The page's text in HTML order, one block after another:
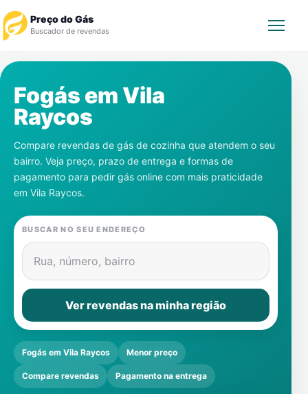
Preço do Gás
Buscador de revendas
Revendedor
Notícias
Cadastre-se
Gás
Contatos
Fogás em Vila
Raycos
Compare revendas de gás de cozinha que atendem o seu
bairro. Veja preço, prazo de entrega e formas de
pagamento para pedir gás online com mais praticidade
em Vila Raycos.
BUSCAR NO SEU ENDEREÇO
Rua, número, bairro
Ver revendas na minha região
Fogás em Vila Raycos Menor preço
Compare revendas Pagamento na entrega